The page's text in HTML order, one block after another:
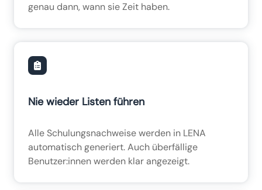
genau dann, wann sie Zeit haben.
Nie wieder Listen führen
Alle Schulungsnachweise werden in LENA
automatisch generiert. Auch überfällige
Benutzer:innen werden klar angezeigt.